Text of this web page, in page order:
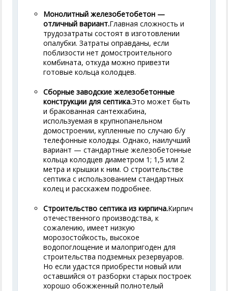
Монолитный железобетобетон —
отличный вариант.Главная сложность и
трудозатраты состоят в изготовлении
опалубки. Затраты оправданы, если
поблизости нет домостроительного
комбината, откуда можно привезти
готовые кольца колодцев.
Сборные заводские железобетонные
конструкции для септика.Это может быть
и бракованная сантехкабина,
используемая в крупнопанельном
домостроении, купленные по случаю б/у
телефонные колодцы. Однако, наилучший
вариант — стандартные железобетонные
кольца колодцев диаметром 1; 1,5 или 2
метра и крышки к ним. О строительстве
септика с использованием стандартных
колец и расскажем подробнее.
Строительство септика из кирпича.Кирпич
отечественного производства, к
сожалению, имеет низкую
морозостойкость, высокое
водопоглощение и малопригоден для
строительства подземных резервуаров.
Но если удастся приобрести новый или
оставшийся от разборки старых построек
хорошо обожженный полнотелый